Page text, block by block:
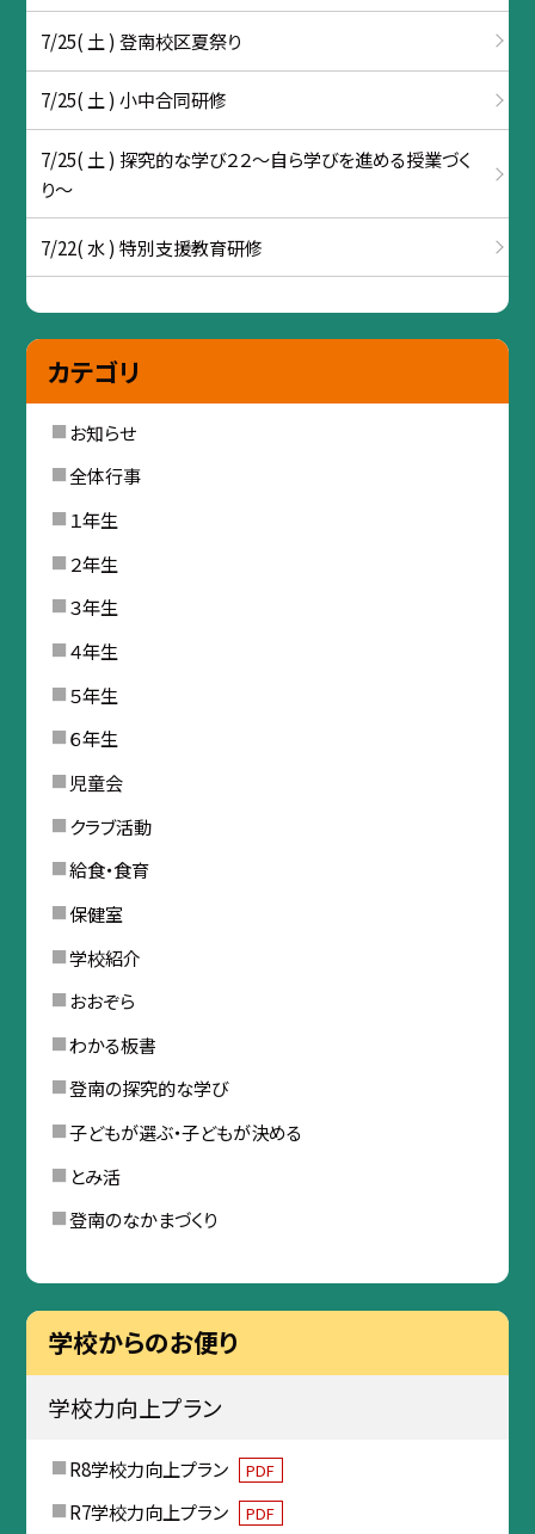
7/25( 土 ) 登南校区夏祭り
7/25( 土 ) 小中合同研修
7/25( 土 ) 探究的な学び２２～自ら学びを進める授業づく
り～
7/22( 水 ) 特別支援教育研修
カテゴリ
お知らせ
全体行事
１年生
２年生
３年生
４年生
５年生
６年生
児童会
クラブ活動
給食・食育
保健室
学校紹介
おおぞら
わかる板書
登南の探究的な学び
子どもが選ぶ・子どもが決める
とみ活
登南のなかまづくり
学校からのお便り
学校力向上プラン
R8学校力向上プラン PDF
R7学校力向上プラン PDF